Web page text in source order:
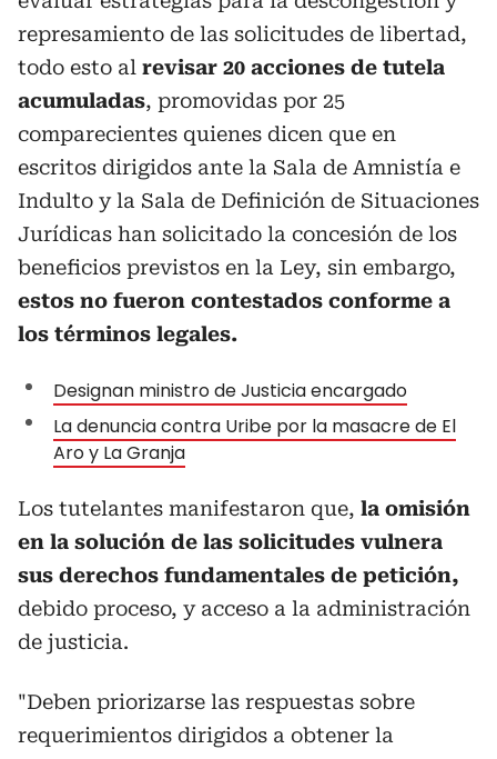
represamiento de las solicitudes de libertad,
todo esto al revisar 20 acciones de tutela
acumuladas, promovidas por 25
comparecientes quienes dicen que en
escritos dirigidos ante la Sala de Amnistía e
Indulto y la Sala de Definición de Situaciones
Jurídicas han solicitado la concesión de los
beneficios previstos en la Ley, sin embargo,
estos no fueron contestados conforme a
los términos legales.
Designan ministro de Justicia encargado
La denuncia contra Uribe por la masacre de El
Aro y La Granja
Los tutelantes manifestaron que, la omisión
en la solución de las solicitudes vulnera
sus derechos fundamentales de petición,
debido proceso, y acceso a la administración
de justicia.
"Deben priorizarse las respuestas sobre
requerimientos dirigidos a obtener la